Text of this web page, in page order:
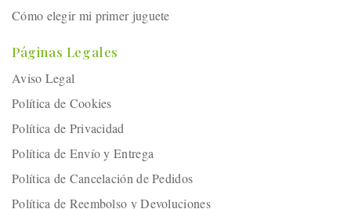
Cómo elegir mi primer juguete
Páginas Legales
Aviso Legal
Política de Cookies
Política de Privacidad
Política de Envío y Entrega
Política de Cancelación de Pedidos
Política de Reembolso y Devoluciones